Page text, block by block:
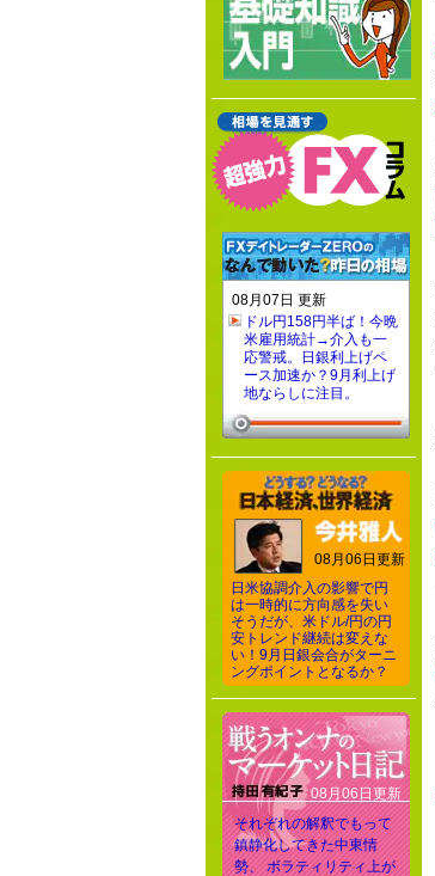
08月07日 更新
ドル円158円半ば！今晩
米雇用統計→介入も一
応警戒。日銀利上げペ
ース加速か？9月利上げ
地ならしに注目。
08月06日更新
日米協調介入の影響で円
は一時的に方向感を失い
そうだが、米ドル/円の円
安トレンド継続は変えな
い！9月日銀会合がターニ
ングポイントとなるか？
08月06日更新
それぞれの解釈でもって
鎮静化してきた中東情
勢、 ボラティリティ上が